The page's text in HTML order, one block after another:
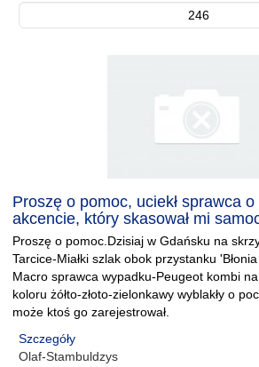
246
Proszę o pomoc, uciekł sprawca
akcencie, który skasował mi
Proszę o pomoc.Dzisiaj w Gdańsku na
Tarcice-Miałki szlak obok przystanku
Macro sprawca wypadku-Peugeot kombi
koloru żółto-złoto-zielonkawy wyblakły o
może ktoś go zarejestrował.
Szczegóły
Olaf-Stambuldzys